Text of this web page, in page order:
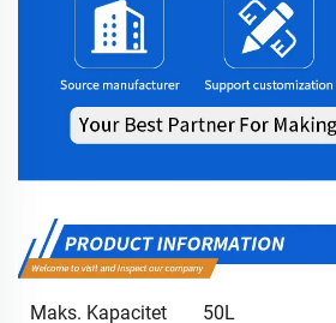
Maks. Kapacitet
50L